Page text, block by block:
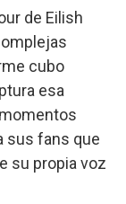
de Eilish
cubo
esa
sus fans que
su propia voz